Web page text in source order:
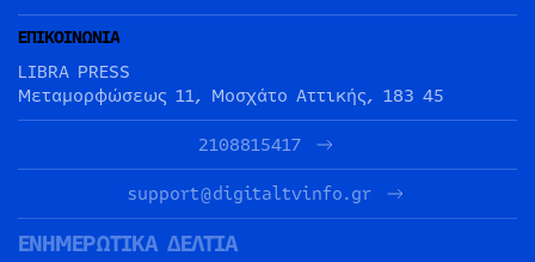
ΕΠΙΚΟΙΝΩΝΙΑ
LIBRA PRESS
Μεταμορφώσεως 11, Μοσχάτο Αττικής, 183 45
2108815417
support@digitaltvinfo.gr
ΕΝΗΜΕΡΩΤΙΚΑ ΔΕΛΤΙΑ